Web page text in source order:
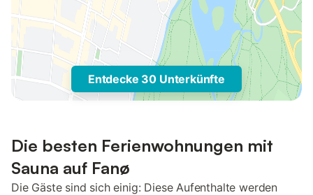
Entdecke 30 Unterkünfte
Die besten Ferienwohnungen mit
Sauna auf Fanø
Die Gäste sind sich einig: Diese Aufenthalte werden